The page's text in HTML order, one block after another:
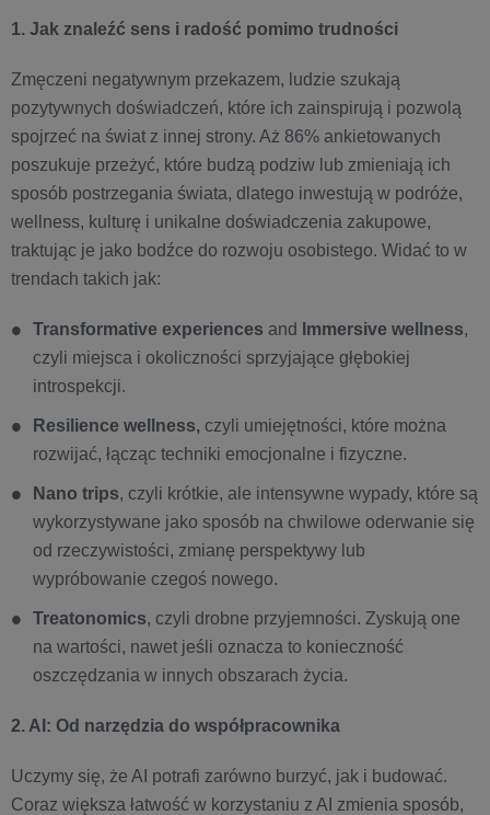
1. Jak znaleźć sens i radość pomimo trudności
Zmęczeni negatywnym przekazem, ludzie szukają
pozytywnych doświadczeń, które ich zainspirują i pozwolą
spojrzeć na świat z innej strony. Aż 86% ankietowanych
poszukuje przeżyć, które budzą podziw lub zmieniają ich
sposób postrzegania świata, dlatego inwestują w podróże,
wellness, kulturę i unikalne doświadczenia zakupowe,
traktując je jako bodźce do rozwoju osobistego. Widać to w
trendach takich jak:
Transformative experiences and Immersive wellness,
czyli miejsca i okoliczności sprzyjające głębokiej
introspekcji.
Resilience wellness, czyli umiejętności, które można
rozwijać, łącząc techniki emocjonalne i fizyczne.
Nano trips, czyli krótkie, ale intensywne wypady, które są
wykorzystywane jako sposób na chwilowe oderwanie się
od rzeczywistości, zmianę perspektywy lub
wypróbowanie czegoś nowego.
Treatonomics, czyli drobne przyjemności. Zyskują one
na wartości, nawet jeśli oznacza to konieczność
oszczędzania w innych obszarach życia.
2. AI: Od narzędzia do współpracownika
Uczymy się, że AI potrafi zarówno burzyć, jak i budować.
Coraz większa łatwość w korzystaniu z AI zmienia sposób,